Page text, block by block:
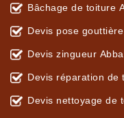
Bâchage de toiture
Devis pose
Devis zingueur
Devis réparation de
Devis nettoyage de